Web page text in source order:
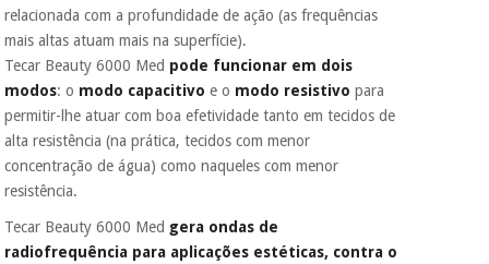
relacionada com a profundidade de ação (as frequências
mais altas atuam mais na superfície).
Tecar Beauty 6000 Med pode funcionar em dois
modos: o modo capacitivo e o modo resistivo para
permitir-lhe atuar com boa efetividade tanto em tecidos de
alta resistência (na prática, tecidos com menor
concentração de água) como naqueles com menor
resistência.
Tecar Beauty 6000 Med gera ondas de
radiofrequência para aplicações estéticas, contra o